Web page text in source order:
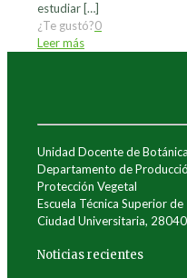
estudiar […]
¿Te gustó?0
Leer más
Unidad Docente de
Departamento de
Protección Vegetal
Escuela Técnica Superior
Ciudad Universitaria,
Noticias recientes